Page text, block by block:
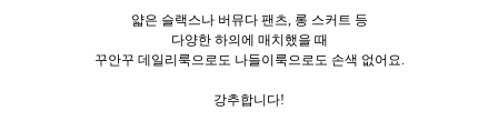
얇은 슬랙스나 버뮤다 팬츠, 롱 스커트 등
다양한 하의에 매치했을 때
꾸안꾸 데일리룩으로도 나들이룩으로도 손색 없어요.
강추합니다!